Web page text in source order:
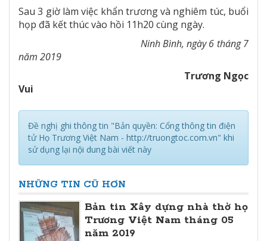
Sau 3 giờ làm việc khẩn trương và nghiêm túc, buổi
họp đã kết thúc vào hồi 11h20 cùng ngày.
Ninh Bình, ngày 6 tháng 7
năm 2019
Trương Ngọc
Vui
Đề nghị ghi thông tin "Bản quyền: Cổng thông tin điện
tử Họ Trương Việt Nam - http://truongtoc.com.vn" khi
sử dụng lại nội dung bài viết này
NHỮNG TIN CŨ HƠN
Bản tin Xây dựng nhà thờ họ
Trương Việt Nam tháng 05
năm 2019